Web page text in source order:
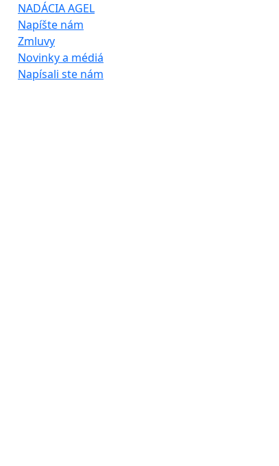
NADÁCIA AGEL
Napíšte nám
Zmluvy
Novinky a médiá
Napísali ste nám